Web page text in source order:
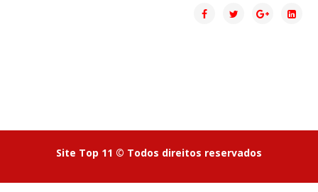
Site Top 11 © Todos direitos reservados